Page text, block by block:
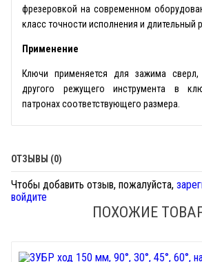
фрезеровкой на современном
класс точности исполнения и длительный
Применение
Ключи применяется для зажима
другого режущего инструмента в
патронах соответствующего размера.
ОТЗЫВЫ (0)
Чтобы добавить отзыв, пожалуйста,
войдите
ПОХОЖИЕ